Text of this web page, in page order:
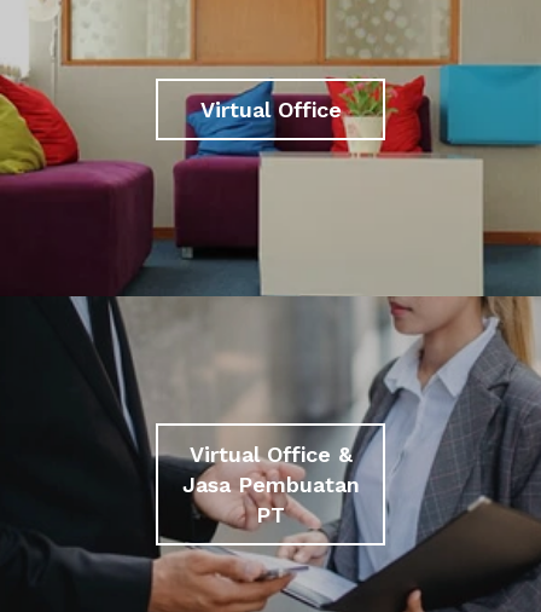
Virtual Office
Virtual Office &
Jasa Pembuatan
PT